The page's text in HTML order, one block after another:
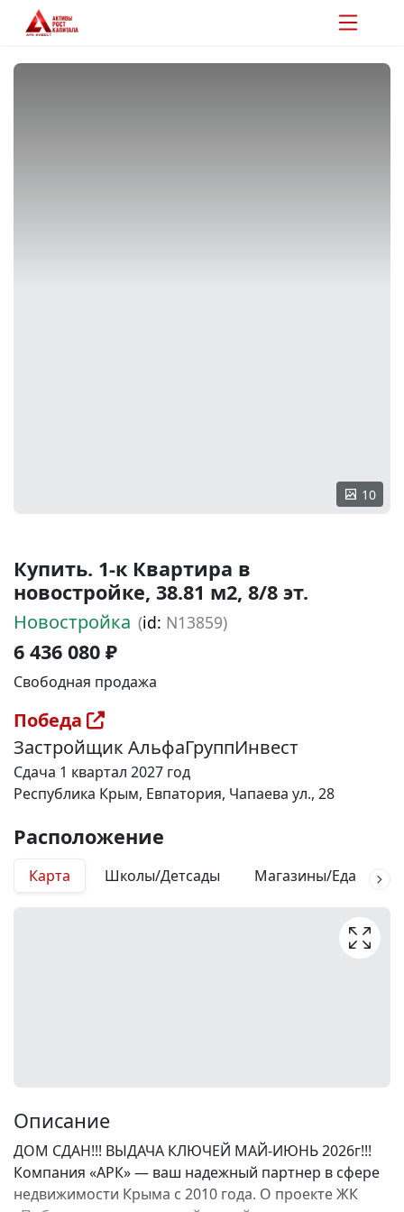
10
Купить. 1-к Квартира в
новостройке, 38.81 м2, 8/8 эт.
Новостройка (id: N13859)
6 436 080 ₽
Свободная продажа
Победа
Застройщик АльфаГруппИнвест
Сдача 1 квартал 2027 год
Республика Крым, Евпатория, Чапаева ул., 28
Расположение
Карта Школы/Детсады Магазины/Еда
Описание
ДОМ СДАН!!! ВЫДАЧА КЛЮЧЕЙ МАЙ-ИЮНЬ 2026г!!!
Компания «АРК» — ваш надежный партнер в сфере
недвижимости Крыма с 2010 года. О проекте ЖК